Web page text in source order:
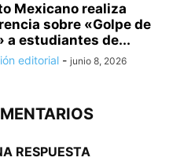
Mexicano realiza
sobre «Golpe de
a estudiantes de...
editorial - junio 8, 2026
RESPUESTA